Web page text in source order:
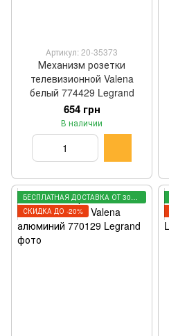
Артикул: 20-35373
Механизм розетки
телевизионной Valena
белый 774429 Legrand
654 грн
В наличии
БЕСПЛАТНАЯ ДОСТАВКА ОТ 3000 ГРН
СКИДКА ДО -20%